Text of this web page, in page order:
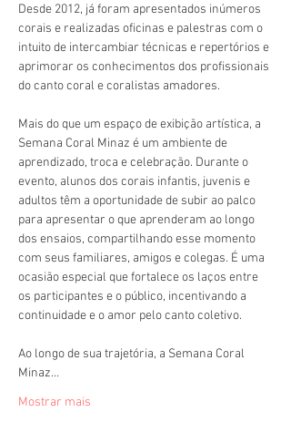
Desde 2012, já foram apresentados inúmeros
corais e realizadas oficinas e palestras com o
intuito de intercambiar técnicas e repertórios e
aprimorar os conhecimentos dos profissionais
do canto coral e coralistas amadores.
Mais do que um espaço de exibição artística, a
Semana Coral Minaz é um ambiente de
aprendizado, troca e celebração. Durante o
evento, alunos dos corais infantis, juvenis e
adultos têm a oportunidade de subir ao palco
para apresentar o que aprenderam ao longo
dos ensaios, compartilhando esse momento
com seus familiares, amigos e colegas. É uma
ocasião especial que fortalece os laços entre
os participantes e o público, incentivando a
continuidade e o amor pelo canto coletivo.
Ao longo de sua trajetória, a Semana Coral
Minaz…
Mostrar mais